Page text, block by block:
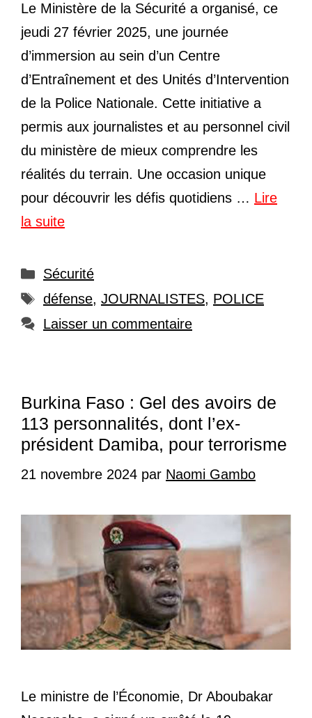
Le Ministère de la Sécurité a organisé, ce
jeudi 27 février 2025, une journée
d’immersion au sein d’un Centre
d’Entraînement et des Unités d’Intervention
de la Police Nationale. Cette initiative a
permis aux journalistes et au personnel civil
du ministère de mieux comprendre les
réalités du terrain. Une occasion unique
pour découvrir les défis quotidiens … Lire
la suite
Catégories
Sécurité
Étiquettes
défense, JOURNALISTES, POLICE
Laisser un commentaire
Burkina Faso : Gel des avoirs de
113 personnalités, dont l’ex-
président Damiba, pour terrorisme
21 novembre 2024 par Naomi Gambo
Le ministre de l’Économie, Dr Aboubakar